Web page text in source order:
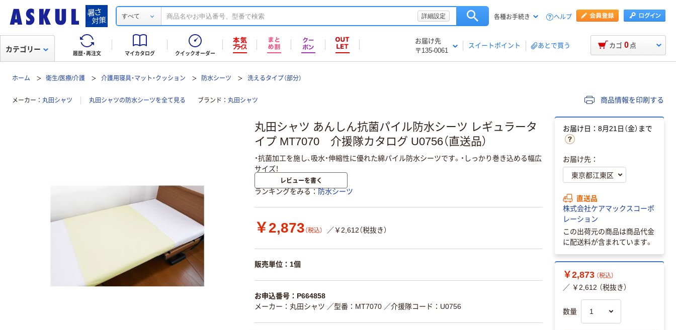
すべて 詳細設定 各種お手続き ヘルプ
履歴・再注文 マイカタログ クイックオーダー
お届け先
〒135-0061
スイートポイント あとで買う
カテゴリー カゴ 0 点
ホーム 衛生/医療/介護 介護用寝具・マット・クッション 防水シーツ 洗えるタイプ（部分）
メーカー 丸田シャツ 丸田シャツの防水シーツを全て見る ブランド 丸田シャツ 商品情報を印刷する
丸田シャツ あんしん抗菌パイル防水シーツ レギュラータ
イプ MT7070 介援隊カタログ U0756（直送品）
・抗菌加工を施し、吸水・伸縮性に優れた綿パイル防水シーツです。・しっかり巻き込める幅広
サイズ！
レビューを書く
ランキングをみる 防水シーツ
￥2,873 （税込） ／￥2,612（税抜き）
販売単位：1個
お申込番号：P664858
メーカー：丸田シャツ ／型番：MT7070 ／介援隊コード：U0756
お届け日：8月21日（金）まで
お届け先：
直送品
株式会社ケアマックスコーポ
レーション
この出荷元の商品は商品代金
に配送料が含まれています。
￥2,873 （税込）
／ ￥2,612 （税抜き）
数量